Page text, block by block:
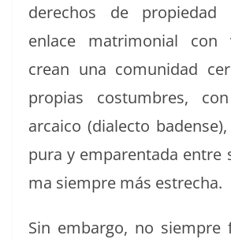
dere­chos de propiedad
enlace mat­ri­mo­ni­al con
cre­an una comu­nidad
propias cos­tum­bres,
arcaico (dialec­to
pura y emparenta­da
ma siem­pre más estrecha.
Sin embar­go, no